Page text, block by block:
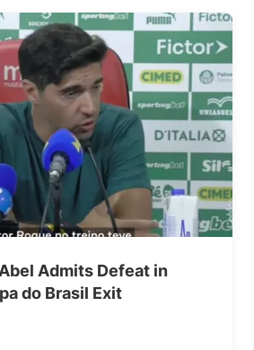
Admits Defeat in
do Brasil Exit